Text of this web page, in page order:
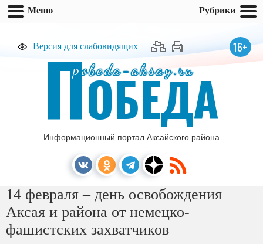
Версия для слабовидящих 16+
pobeda-aksay.ru
ПОБЕДА
Информационный портал Аксайского района
14 февраля – день освобождения
Аксая и района от немецко-
фашистских захватчиков
Меню Рубрики